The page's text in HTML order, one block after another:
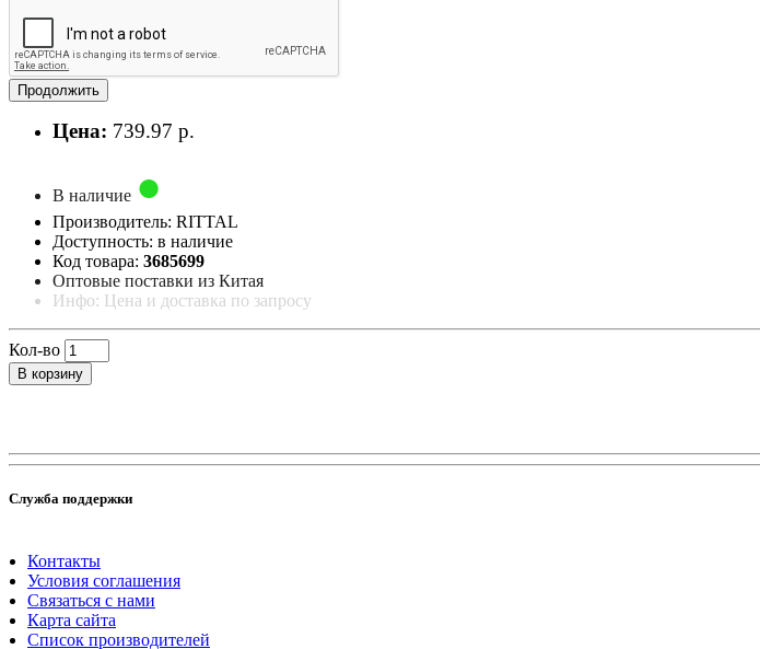
Продолжить
Цена: 739.97 р.
В наличие
Производитель: RITTAL
Доступность: в наличие
Код товара: 3685699
Оптовые поставки из Китая
Инфо: Цена и доставка по запросу
Кол-во
В корзину
Служба поддержки
Контакты
Условия соглашения
Связаться с нами
Карта сайта
Список производителей